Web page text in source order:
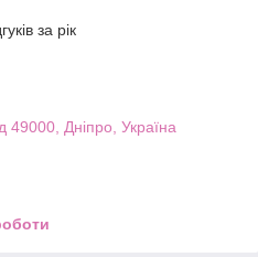
за рік
49000, Дніпро, Україна